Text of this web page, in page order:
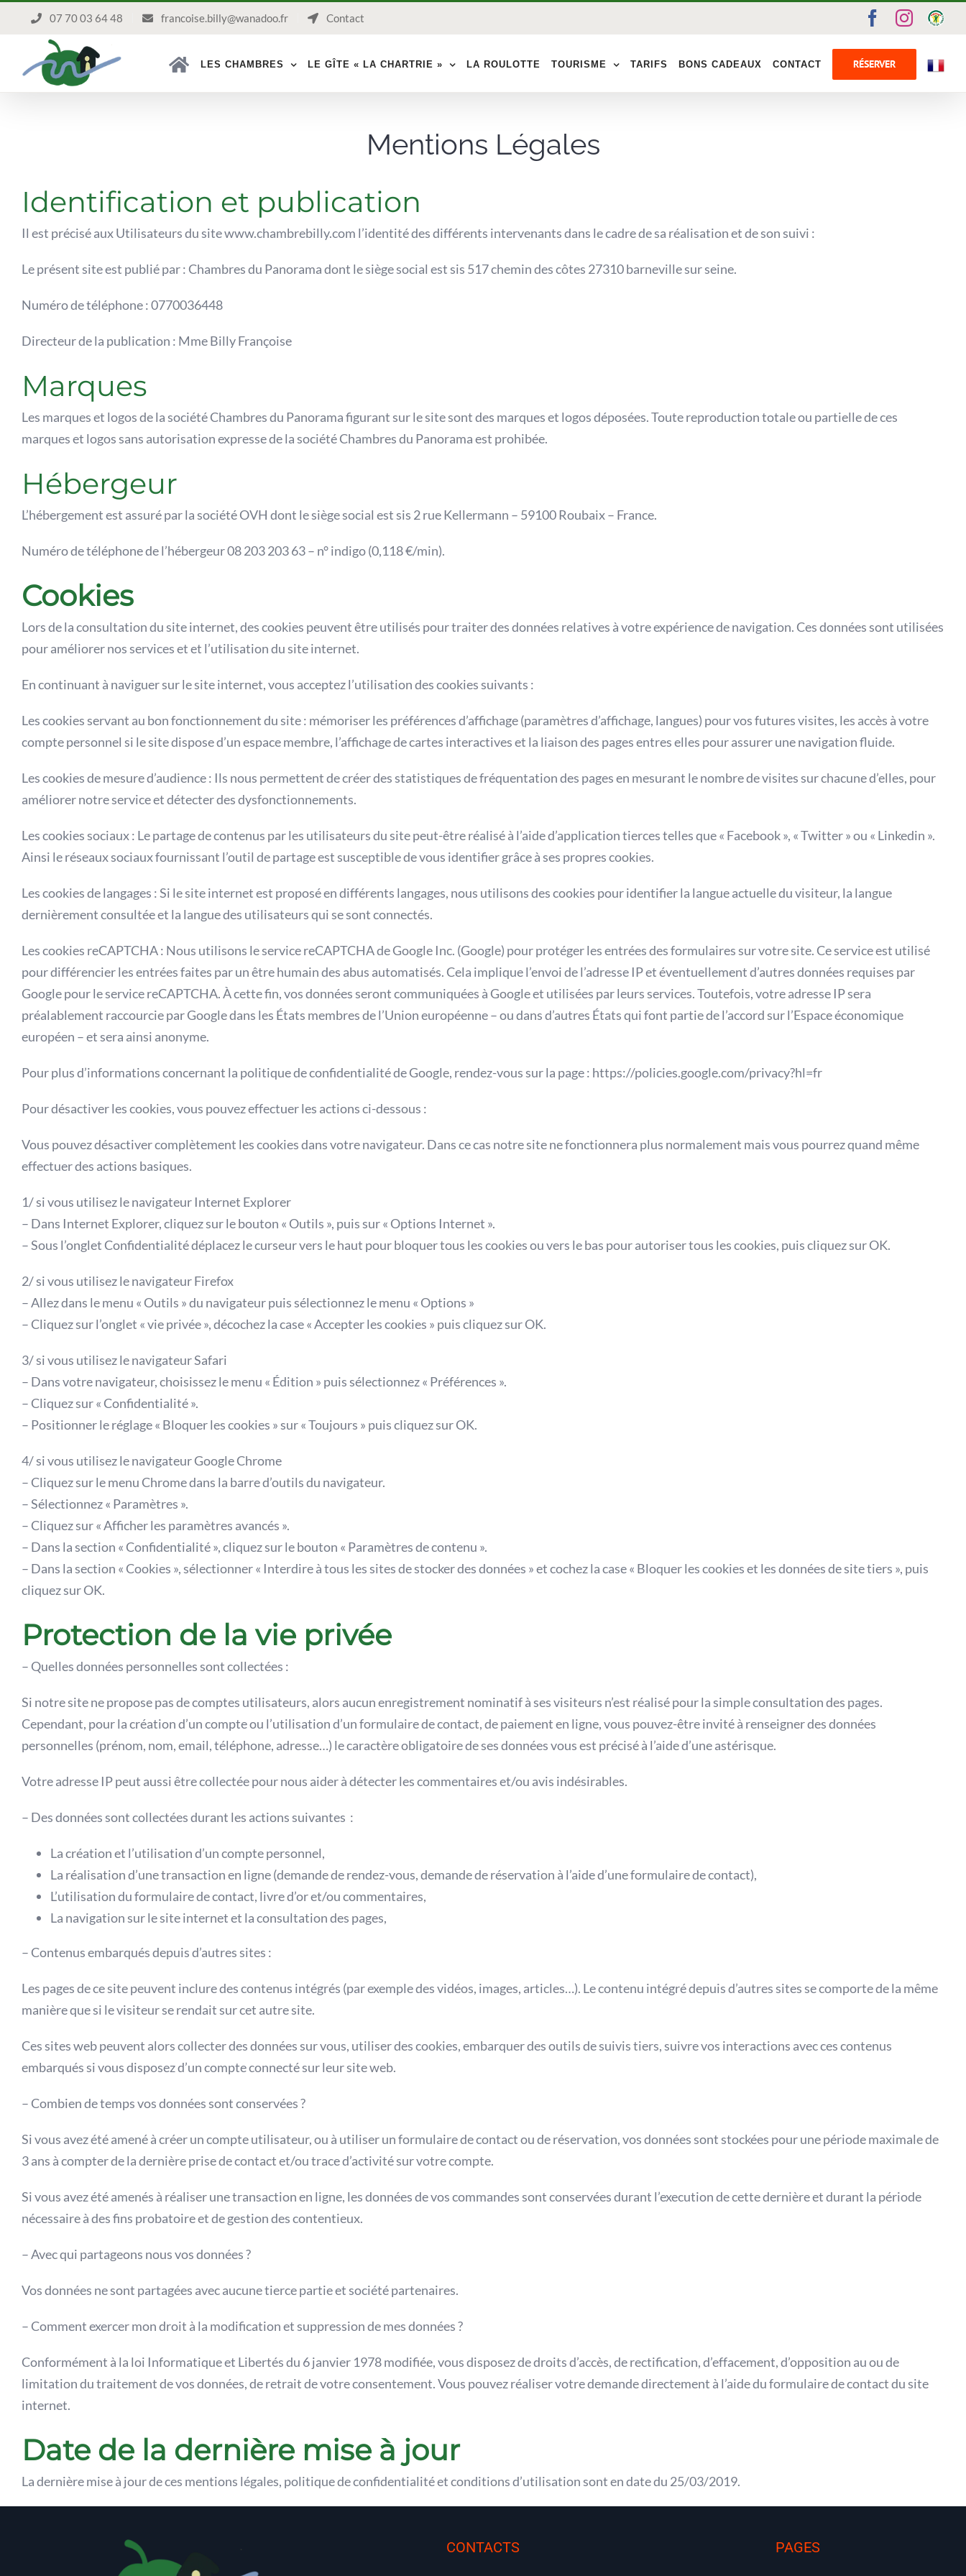
07 70 03 64 48 francoise.billy@wanadoo.fr Contact Facebook
Gîte
LES CHAMBRES LE GÎTE « LA CHARTRIE » LA ROULOTTE TOURISME TARIFS BONS CADEAUX CONTACT RÉSERVER
Mentions Légales
Identification et publication
Il est précisé aux Utilisateurs du site www.chambrebilly.com l’identité des différents intervenants dans le cadre de sa réalisation et de son suivi :
Le présent site est publié par : Chambres du Panorama dont le siège social est sis 517 chemin des côtes 27310 barneville sur seine.
Numéro de téléphone : 0770036448
Directeur de la publication : Mme Billy Françoise
Marques
Les marques et logos de la société Chambres du Panorama figurant sur le site sont des marques et logos déposées. Toute reproduction totale ou partielle de ces
marques et logos sans autorisation expresse de la société Chambres du Panorama est prohibée.
Hébergeur
L’hébergement est assuré par la société OVH dont le siège social est sis 2 rue Kellermann – 59100 Roubaix – France.
Numéro de téléphone de l’hébergeur 08 203 203 63 – n° indigo (0,118 €/min).
Cookies
Lors de la consultation du site internet, des cookies peuvent être utilisés pour traiter des données relatives à votre expérience de navigation. Ces données sont utilisées
pour améliorer nos services et et l’utilisation du site internet.
En continuant à naviguer sur le site internet, vous acceptez l’utilisation des cookies suivants :
Les cookies servant au bon fonctionnement du site : mémoriser les préférences d’affichage (paramètres d’affichage, langues) pour vos futures visites, les accès à votre
compte personnel si le site dispose d’un espace membre, l’affichage de cartes interactives et la liaison des pages entres elles pour assurer une navigation fluide.
Les cookies de mesure d’audience : Ils nous permettent de créer des statistiques de fréquentation des pages en mesurant le nombre de visites sur chacune d’elles, pour
améliorer notre service et détecter des dysfonctionnements.
Les cookies sociaux : Le partage de contenus par les utilisateurs du site peut-être réalisé à l’aide d’application tierces telles que « Facebook », « Twitter » ou « Linkedin ».
Ainsi le réseaux sociaux fournissant l’outil de partage est susceptible de vous identifier grâce à ses propres cookies.
Les cookies de langages :Si le site internet est proposé en différents langages, nous utilisons des cookies pour identifier la langue actuelle du visiteur, la langue
dernièrement consultée et la langue des utilisateurs qui se sont connectés.
Les cookies reCAPTCHA : Nous utilisons le service reCAPTCHA de Google Inc. (Google) pour protéger les entrées des formulaires sur votre site. Ce service est utilisé
pour différencier les entrées faites par un être humain des abus automatisés. Cela implique l’envoi de l’adresse IP et éventuellement d’autres données requises par
Google pour le service reCAPTCHA. À cette fin, vos données seront communiquées à Google et utilisées par leurs services. Toutefois, votre adresse IP sera
préalablement raccourcie par Google dans les États membres de l’Union européenne – ou dans d’autres États qui font partie de l’accord sur l’Espace économique
européen – et sera ainsi anonyme.
Pour plus d’informations concernant la politique de confidentialité de Google, rendez-vous sur la page : https://policies.google.com/privacy?hl=fr
Pour désactiver les cookies, vous pouvez effectuer les actions ci-dessous :
Vous pouvez désactiver complètement les cookies dans votre navigateur. Dans ce cas notre site ne fonctionnera plus normalement mais vous pourrez quand même
effectuer des actions basiques.
1/ si vous utilisez le navigateur Internet Explorer
– Dans Internet Explorer, cliquez sur le bouton « Outils », puis sur « Options Internet ».
– Sous l’onglet Confidentialité déplacez le curseur vers le haut pour bloquer tous les cookies ou vers le bas pour autoriser tous les cookies, puis cliquez sur OK.
2/ si vous utilisez le navigateur Firefox
– Allez dans le menu « Outils » du navigateur puis sélectionnez le menu « Options »
– Cliquez sur l’onglet « vie privée », décochez la case « Accepter les cookies » puis cliquez sur OK.
3/ si vous utilisez le navigateur Safari
– Dans votre navigateur, choisissez le menu « Édition » puis sélectionnez « Préférences ».
– Cliquez sur « Confidentialité ».
– Positionner le réglage « Bloquer les cookies » sur « Toujours » puis cliquez sur OK.
4/ si vous utilisez le navigateur Google Chrome
– Cliquez sur le menu Chrome dans la barre d’outils du navigateur.
– Sélectionnez « Paramètres ».
– Cliquez sur « Afficher les paramètres avancés ».
– Dans la section « Confidentialité », cliquez sur le bouton « Paramètres de contenu ».
– Dans la section « Cookies », sélectionner « Interdire à tous les sites de stocker des données » et cochez la case « Bloquer les cookies et les données de site tiers », puis
cliquez sur OK.
Protection de la vie privée
– Quelles données personnelles sont collectées :
Si notre site ne propose pas de comptes utilisateurs, alors aucun enregistrement nominatif à ses visiteurs n’est réalisé pour la simple consultation des pages.
Cependant, pour la création d’un compte ou l’utilisation d’un formulaire de contact, de paiement en ligne, vous pouvez-être invité à renseigner des données
personnelles (prénom, nom, email, téléphone, adresse…) le caractère obligatoire de ses données vous est précisé à l’aide d’une astérisque.
Votre adresse IP peut aussi être collectée pour nous aider à détecter les commentaires et/ou avis indésirables.
– Des données sont collectées durant les actions suivantes :
La création et l’utilisation d’un compte personnel,
La réalisation d’une transaction en ligne (demande de rendez-vous, demande de réservation à l’aide d’une formulaire de contact),
L’utilisation du formulaire de contact, livre d’or et/ou commentaires,
La navigation sur le site internet et la consultation des pages,
– Contenus embarqués depuis d’autres sites :
Les pages de ce site peuvent inclure des contenus intégrés (par exemple des vidéos, images, articles…). Le contenu intégré depuis d’autres sites se comporte de la même
manière que si le visiteur se rendait sur cet autre site.
Ces sites web peuvent alors collecter des données sur vous, utiliser des cookies, embarquer des outils de suivis tiers, suivre vos interactions avec ces contenus
embarqués si vous disposez d’un compte connecté sur leur site web.
– Combien de temps vos données sont conservées ?
Si vous avez été amené à créer un compte utilisateur, ou à utiliser un formulaire de contact ou de réservation, vos données sont stockées pour une période maximale de
3 ans à compter de la dernière prise de contact et/ou trace d’activité sur votre compte.
Si vous avez été amenés à réaliser une transaction en ligne, les données de vos commandes sont conservées durant l’execution de cette dernière et durant la période
nécessaire à des fins probatoire et de gestion des contentieux.
– Avec qui partageons nous vos données ?
Vos données ne sont partagées avec aucune tierce partie et société partenaires.
– Comment exercer mon droit à la modification et suppression de mes données ?
Conformément à la loi Informatique et Libertés du 6 janvier 1978 modifiée, vous disposez de droits d’accès, de rectification, d’effacement, d’opposition au ou de
limitation du traitement de vos données, de retrait de votre consentement. Vous pouvez réaliser votre demande directement à l’aide du formulaire de contact du site
internet.
Date de la dernière mise à jour
La dernière mise à jour de ces mentions légales, politique de confidentialité et conditions d’utilisation sont en date du 25/03/2019.
CONTACTS PAGES